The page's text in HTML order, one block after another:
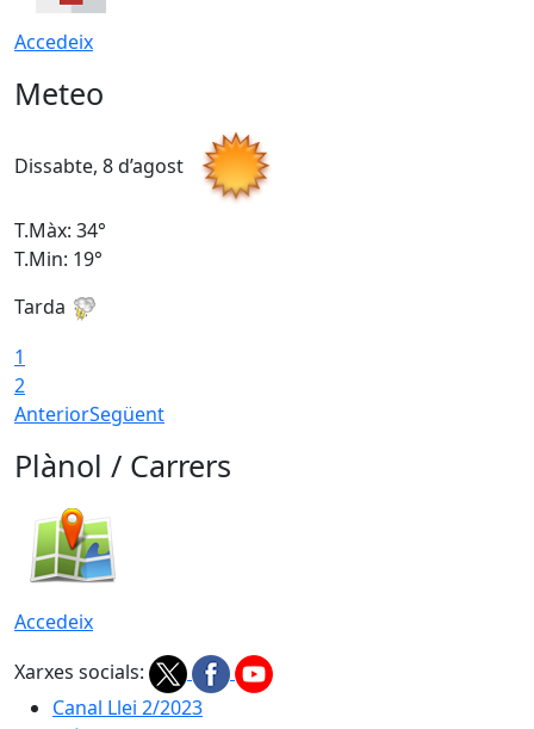
Accedeix
Meteo
Dissabte, 8 d’agost
T.Màx: 34°
T.Min: 19°
Tarda
1
2
AnteriorSegüent
Plànol / Carrers
Accedeix
Xarxes socials:
Canal Llei 2/2023